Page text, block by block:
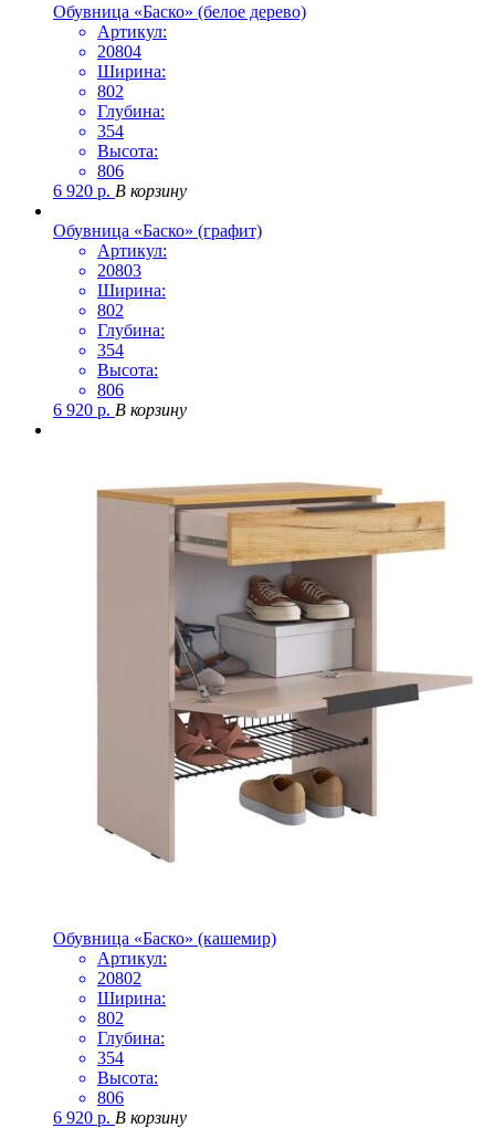
Обувница «Баско» (белое дерево)
Артикул:
20804
Ширина:
802
Глубина:
354
Высота:
806
6 920 р. В корзину
Обувница «Баско» (графит)
Артикул:
20803
Ширина:
802
Глубина:
354
Высота:
806
6 920 р. В корзину
Обувница «Баско» (кашемир)
Артикул:
20802
Ширина:
802
Глубина:
354
Высота:
806
6 920 р. В корзину